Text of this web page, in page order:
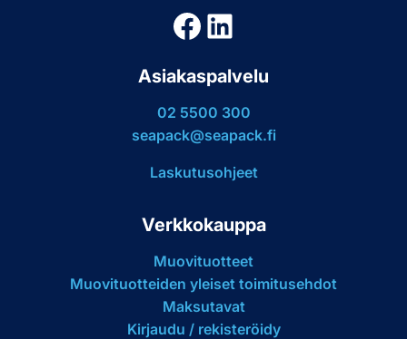
Facebook
LinkedIn
Asiakaspalvelu
02 5500 300
seapack@seapack.fi
Laskutusohjeet
Verkkokauppa
Muovituotteet
Muovituotteiden yleiset toimitusehdot
Maksutavat
Kirjaudu / rekisteröidy